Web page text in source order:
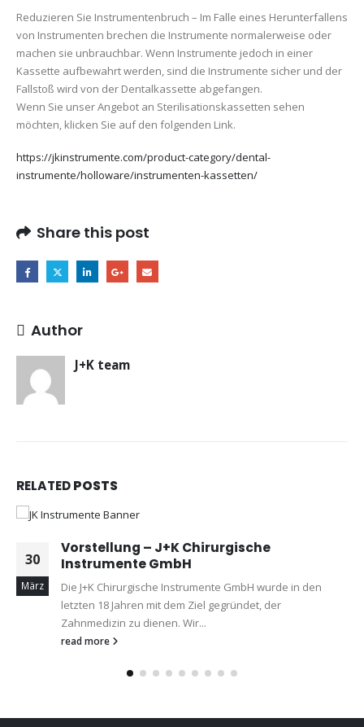
Reduzieren Sie Instrumentenbruch – Im Falle eines Herunterfallens
von Instrumenten brechen die Instrumente normalerweise oder
machen sie unbrauchbar. Wenn Instrumente jedoch in einer
Kassette aufbewahrt werden, sind die Instrumente sicher und der
Fallstoß wird von der Dentalkassette abgefangen.
Wenn Sie unser Angebot an Sterilisationskassetten sehen
möchten, klicken Sie auf den folgenden Link.
https://jkinstrumente.com/product-category/dental-
instrumente/holloware/instrumenten-kassetten/
Share this post
Author
J+K team
RELATEDPOSTS
30
März
Vorstellung – J+K Chirurgische
Instrumente GmbH
Die J+K Chirurgische Instrumente GmbH wurde in den
letzten 18 Jahren mit dem Ziel gegründet, der
Zahnmedizin zu dienen. Wir...
read more